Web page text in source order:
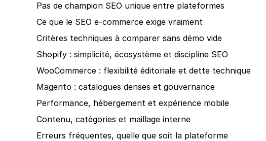
Pas de champion SEO unique entre plateformes
Ce que le SEO e-commerce exige vraiment
Critères techniques à comparer sans démo vide
Shopify : simplicité, écosystème et discipline SEO
WooCommerce : flexibilité éditoriale et dette technique
Magento : catalogues denses et gouvernance
Performance, hébergement et expérience mobile
Contenu, catégories et maillage interne
Erreurs fréquentes, quelle que soit la plateforme